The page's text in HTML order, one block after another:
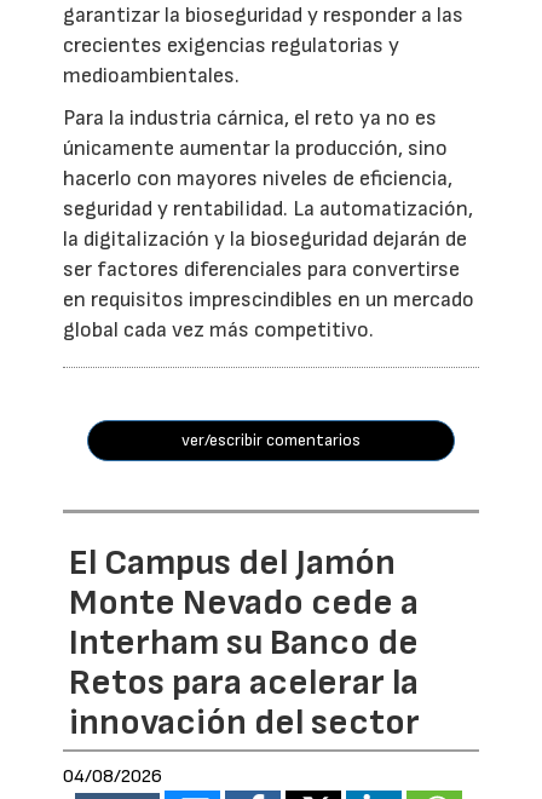
garantizar la bioseguridad y responder a las
crecientes exigencias regulatorias y
medioambientales.
Para la industria cárnica, el reto ya no es
únicamente aumentar la producción, sino
hacerlo con mayores niveles de eficiencia,
seguridad y rentabilidad. La automatización,
la digitalización y la bioseguridad dejarán de
ser factores diferenciales para convertirse
en requisitos imprescindibles en un mercado
global cada vez más competitivo.
ver/escribir comentarios
El Campus del Jamón
Monte Nevado cede a
Interham su Banco de
Retos para acelerar la
innovación del sector
04/08/2026